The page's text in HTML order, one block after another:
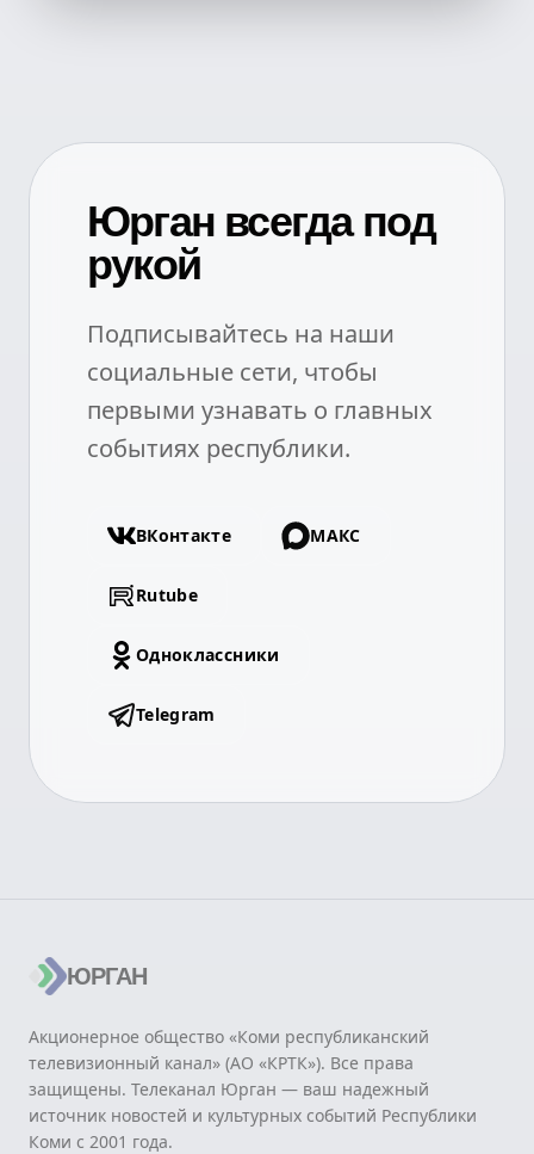
Юрган всегда под
рукой
Подписывайтесь на наши
социальные сети, чтобы
первыми узнавать о главных
событиях республики.
ВКонтакте МАКС
Rutube
Одноклассники
Telegram
ЮРГАН
Акционерное общество «Коми республиканский
телевизионный канал» (АО «КРТК»). Все права
защищены. Телеканал Юрган — ваш надежный
источник новостей и культурных событий Республики
Коми с 2001 года.